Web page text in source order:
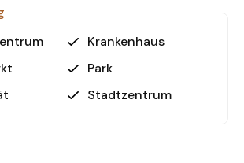
Krankenhaus
Park
Stadtzentrum